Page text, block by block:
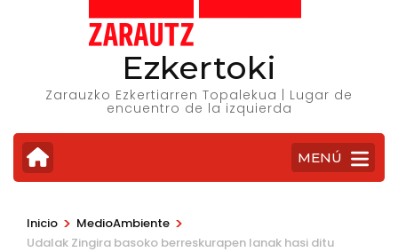
Ezkertoki
Zarauzko Ezkertiarren Topalekua | Lugar de
encuentro de la izquierda
MENÚ
Inicio > MedioAmbiente >
Udalak Zingira basoko berreskurapen lanak hasi ditu